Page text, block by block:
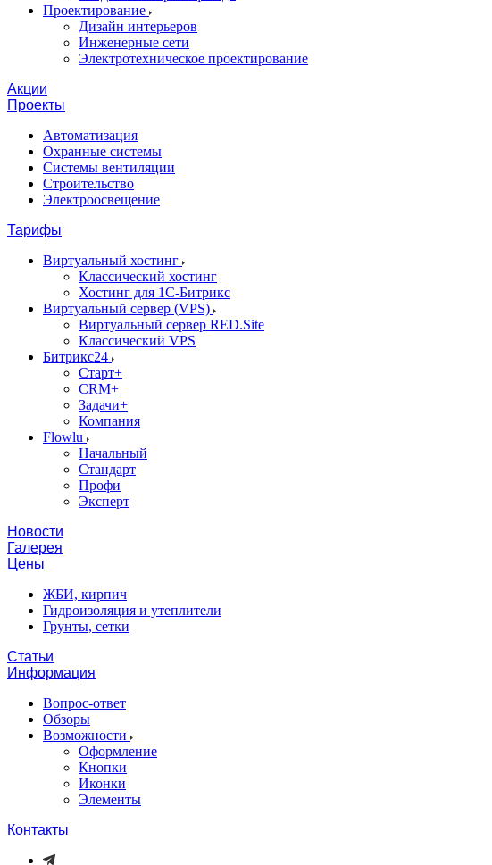
Проектирование
Дизайн интерьеров
Инженерные сети
Электротехническое проектирование
Акции
Проекты
Автоматизация
Охранные системы
Системы вентиляции
Строительство
Электроосвещение
Тарифы
Виртуальный хостинг
Классический хостинг
Хостинг для 1С-Битрикс
Виртуальный сервер (VPS)
Виртуальный сервер RED.Site
Классический VPS
Битрикс24
Старт+
CRM+
Задачи+
Компания
Flowlu
Начальный
Стандарт
Профи
Эксперт
Новости
Галерея
Цены
ЖБИ, кирпич
Гидроизоляция и утеплители
Грунты, сетки
Статьи
Информация
Вопрос-ответ
Обзоры
Возможности
Оформление
Кнопки
Иконки
Элементы
Контакты